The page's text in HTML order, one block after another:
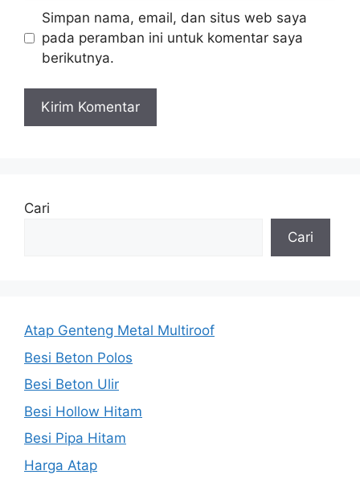
Simpan nama, email, dan situs web saya
pada peramban ini untuk komentar saya
berikutnya.
Cari
Cari
Atap Genteng Metal Multiroof
Besi Beton Polos
Besi Beton Ulir
Besi Hollow Hitam
Besi Pipa Hitam
Harga Atap